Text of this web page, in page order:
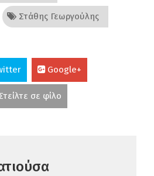
Στάθης Γεωργούλης
Google+
σε φίλο